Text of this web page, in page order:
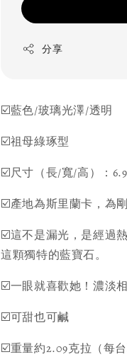
分享
☑️藍色/玻璃光澤/透明
☑️祖母綠琢型
☑️尺寸（長/寬/高）：
☑️產地為斯里蘭卡，為剛
☑️這不是漏光，是經過
這顆獨特的藍寶石。
☑️一眼就喜歡她！濃淡
☑️可甜也可鹹
☑️重量約2.09克拉（每